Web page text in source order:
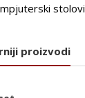
stolovi
proizvodi